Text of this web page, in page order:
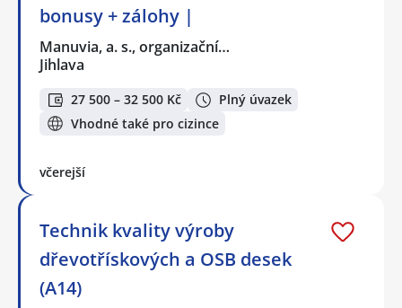
bonusy + zálohy |
Manuvia, a. s., organizační…
Jihlava
27 500 – 32 500 Kč
Plný úvazek
Vhodné také pro cizince
včerejší
Technik kvality výroby
dřevotřískových a OSB desek
(A14)